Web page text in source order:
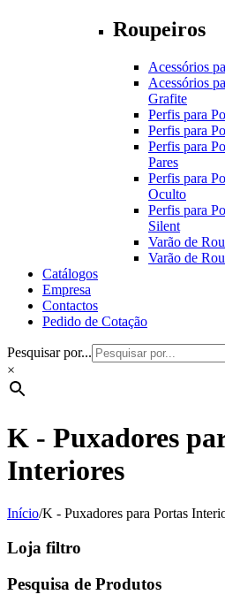
Roupeiros
Acessórios
Acessórios
Grafite
Perfis para
Perfis para
Perfis para
Pares
Perfis para
Oculto
Perfis para
Silent
Varão de
Varão de
Catálogos
Empresa
Contactos
Pedido de Cotação
Pesquisar por...
×
K - Puxadores
Interiores
Início/K - Puxadores para Portas
Loja filtro
Pesquisa de Produtos